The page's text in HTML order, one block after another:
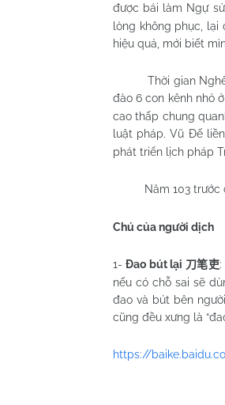
được bái làm Ngự
lòng không phục,
hiệu quả, mới biết
Thời gian
đào 6 con kênh nhỏ
cao thấp chung
luật pháp. Vũ Đế
phát triển lịch pháp
Năm 103
Chú của người dịch
1-Đao bút lại 刀笔吏
nếu có chỗ sai sẽ
đao và bút bên
cũng đều xưng là
https://